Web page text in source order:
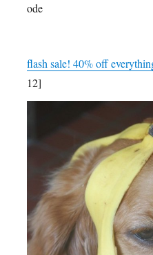
ode
flash sale! 40% off
12]